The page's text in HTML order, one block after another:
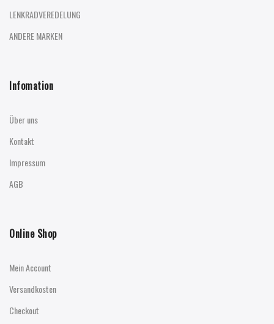
LENKRADVEREDELUNG
ANDERE MARKEN
Infomation
Über uns
Kontakt
Impressum
AGB
Online Shop
Mein Account
Versandkosten
Checkout